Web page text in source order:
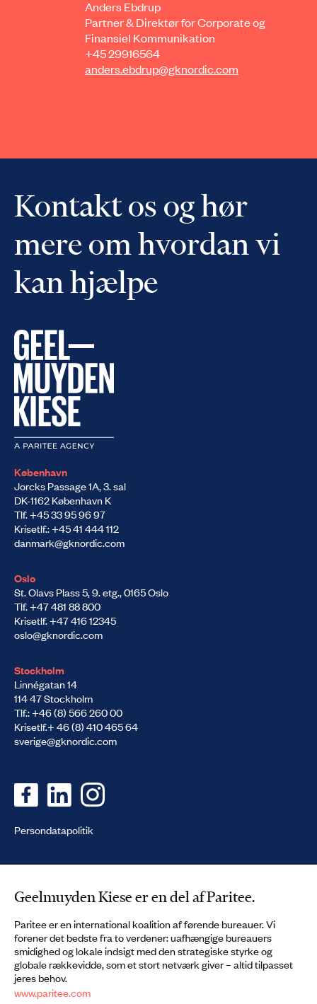
Anders Ebdrup
Partner & Direktør for Corporate og
Finansiel Kommunikation
+45 29916564
anders.ebdrup@gknordic.com
Kontakt os og hør
mere om hvordan vi
kan hjælpe
København
Jorcks Passage 1A, 3. sal
DK-1162 København K
Tlf. +45 33 95 96 97
Krisetlf.: +45 41 444 112
danmark@gknordic.com
Oslo
St. Olavs Plass 5, 9. etg., 0165 Oslo
Tlf. +47 481 88 800
Krisetlf. +47 416 12345
oslo@gknordic.com
Stockholm
Linnégatan 14
114 47 Stockholm
Tlf.: +46 (8) 566 260 00
Krisetlf.+ 46 (8) 410 465 64
sverige@gknordic.com
Persondatapolitik
Geelmuyden Kiese er en del af Paritee.
Paritee er en international koalition af førende bureauer. Vi
forener det bedste fra to verdener: uafhængige bureauers
smidighed og lokale indsigt med den strategiske styrke og
globale rækkevidde, som et stort netværk giver – altid tilpasset
jeres behov.
www.paritee.com